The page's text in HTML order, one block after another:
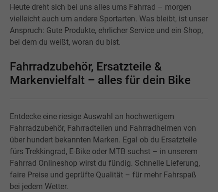
Heute dreht sich bei uns alles ums Fahrrad – morgen
vielleicht auch um andere Sportarten. Was bleibt, ist unser
Anspruch: Gute Produkte, ehrlicher Service und ein Shop,
bei dem du weißt, woran du bist.
Fahrradzubehör, Ersatzteile &
Markenvielfalt – alles für dein Bike
Entdecke eine riesige Auswahl an hochwertigem
Fahrradzubehör, Fahrradteilen und Fahrradhelmen von
über hundert bekannten Marken. Egal ob du Ersatzteile
fürs Trekkingrad, E-Bike oder MTB suchst – in unserem
Fahrrad Onlineshop wirst du fündig. Schnelle Lieferung,
faire Preise und geprüfte Qualität – für mehr Fahrspaß
bei jedem Wetter.